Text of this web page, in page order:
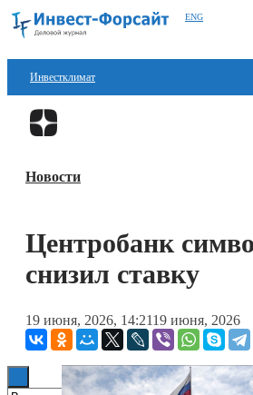
ENG
Инвестклимат
Финансы
Блокчейн
Технологии
Книги
Новости
Центробанк
снизил ставку
19 июня, 2026, 14:2119 июня, 2026